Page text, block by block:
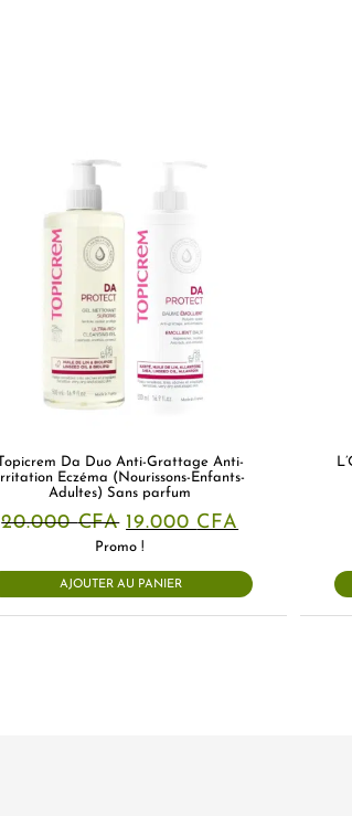
Topicrem Da Duo Anti-Grattage Anti-
Irritation Eczéma (Nourissons-Enfants-
Adultes) Sans parfum
20.000CFA Le
prix
initial
était :
20.000 CFA.
19.000 CFA
prix
est :
19.000 CFA.
Promo !
AJOUTER AU PANIER